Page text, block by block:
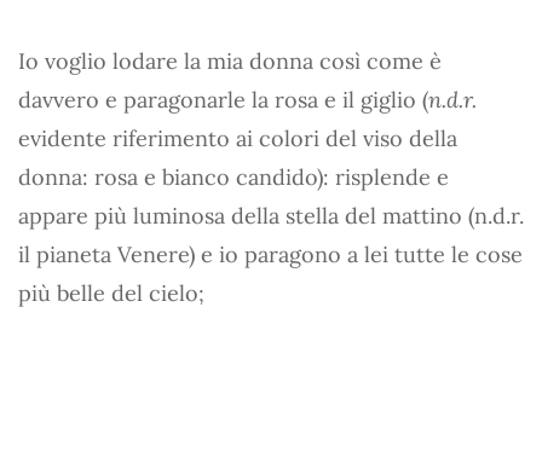
Io voglio lodare la mia donna così come è
davvero e paragonarle la rosa e il giglio (n.d.r.
evidente riferimento ai colori del viso della
donna: rosa e bianco candido): risplende e
appare più luminosa della stella del mattino (n.d.r.
il pianeta Venere) e io paragono a lei tutte le cose
più belle del cielo;